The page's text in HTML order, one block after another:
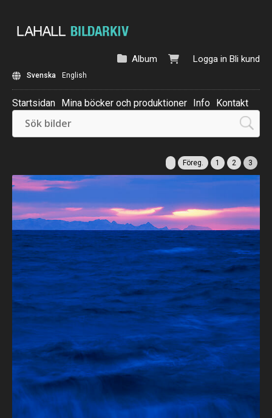
Logga in Bli kund
Album
Svenska English
Startsidan Mina böcker och produktioner Info Kontakt
Beställ: Kalender 2025
Föreg. 1 2 3